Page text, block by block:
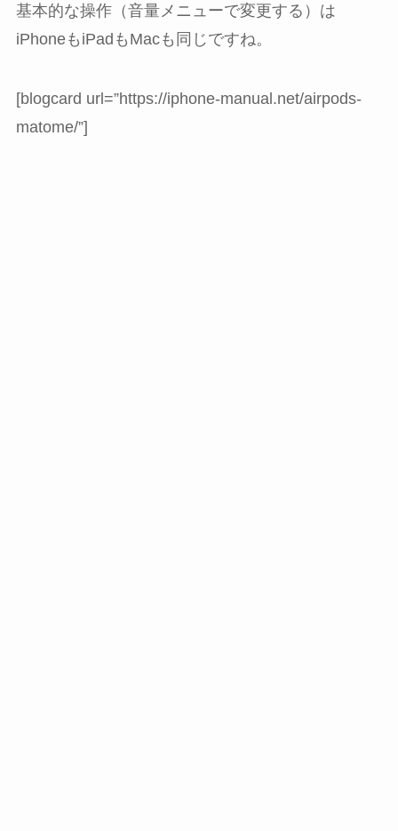
基本的な操作（音量メニューで変更する）は
iPhoneもiPadもMacも同じですね。
[blogcard url=”https://iphone-manual.net/airpods-
matome/”]